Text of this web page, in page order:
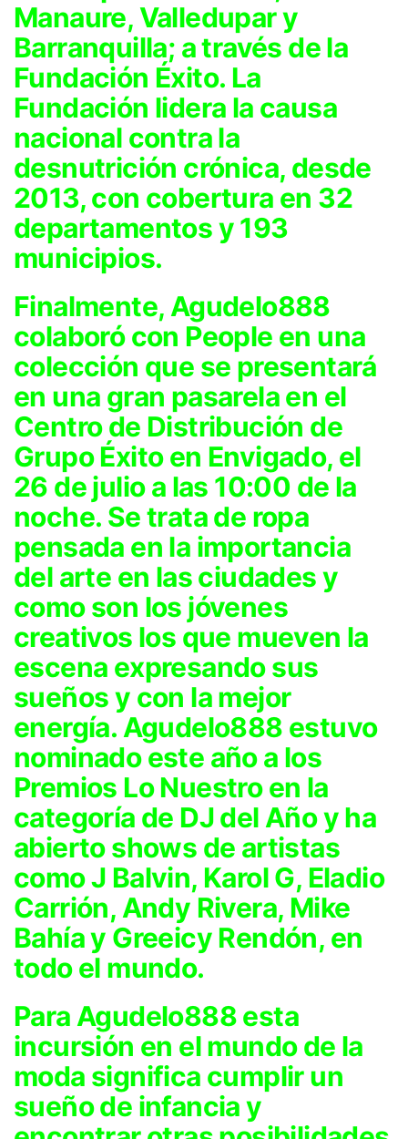
Manaure, Valledupar y
Barranquilla; a través de la
Fundación Éxito. La
Fundación lidera la causa
nacional contra la
desnutrición crónica, desde
2013, con cobertura en 32
departamentos y 193
municipios.
Finalmente, Agudelo888
colaboró con People en una
colección que se presentará
en una gran pasarela en el
Centro de Distribución de
Grupo Éxito en Envigado, el
26 de julio a las 10:00 de la
noche. Se trata de ropa
pensada en la importancia
del arte en las ciudades y
como son los jóvenes
creativos los que mueven la
escena expresando sus
sueños y con la mejor
energía. Agudelo888 estuvo
nominado este año a los
Premios Lo Nuestro en la
categoría de DJ del Año y ha
abierto shows de artistas
como J Balvin, Karol G, Eladio
Carrión, Andy Rivera, Mike
Bahía y Greeicy Rendón, en
todo el mundo.
Para Agudelo888 esta
incursión en el mundo de la
moda significa cumplir un
sueño de infancia y